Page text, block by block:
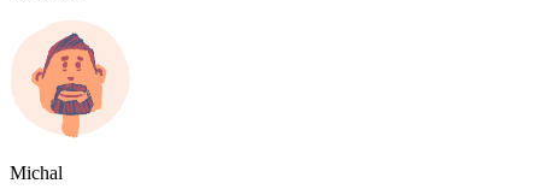
Michal